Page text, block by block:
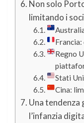
Non solo
limitando i
Regno
Stati
Cina:
Una tendenza
l’infanzia